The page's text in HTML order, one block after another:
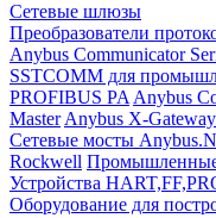
Сетевые шлюзы
Преобразователи
Anybus Communicator
SSTCOMM для
PROFIBUS PA Anybus
Master Anybus X-Gateway
Сетевые мосты
Rockwell Промышленные
Устройства
Оборудование для